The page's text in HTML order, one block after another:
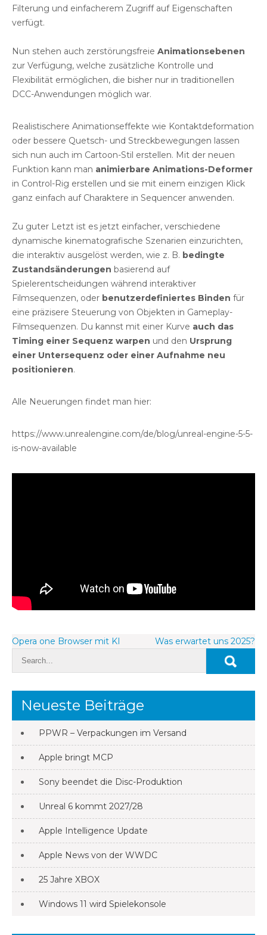
Filterung und einfacherem Zugriff auf Eigenschaften
verfügt.
Nun stehen auch zerstörungsfreie Animationsebenen
zur Verfügung, welche zusätzliche Kontrolle und
Flexibilität ermöglichen, die bisher nur in traditionellen
DCC-Anwendungen möglich war.
Realistischere Animationseffekte wie Kontaktdeformation
oder bessere Quetsch- und Streckbewegungen lassen
sich nun auch im Cartoon-Stil erstellen. Mit der neuen
Funktion kann man animierbare Animations-Deformer
in Control-Rig erstellen und sie mit einem einzigen Klick
ganz einfach auf Charaktere in Sequencer anwenden.
Zu guter Letzt ist es jetzt einfacher, verschiedene
dynamische kinematografische Szenarien einzurichten,
die interaktiv ausgelöst werden, wie z. B. bedingte
Zustandsänderungen basierend auf
Spielerentscheidungen während interaktiver
Filmsequenzen, oder benutzerdefiniertes Binden für
eine präzisere Steuerung von Objekten in Gameplay-
Filmsequenzen. Du kannst mit einer Kurve auch das
Timing einer Sequenz warpen und den Ursprung
einer Untersequenz oder einer Aufnahme neu
positionieren.
Alle Neuerungen findet man hier:
https://www.unrealengine.com/de/blog/unreal-engine-5-5-
is-now-available
Beitragsnavigation
Opera one Browser mit KI Was erwartet uns 2025?
Neueste Beiträge
PPWR – Verpackungen im Versand
Apple bringt MCP
Sony beendet die Disc-Produktion
Unreal 6 kommt 2027/28
Apple Intelligence Update
Apple News von der WWDC
25 Jahre XBOX
Windows 11 wird Spielekonsole